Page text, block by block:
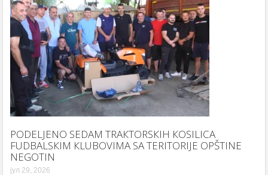
PODELJENO SEDAM TRAКTORSКIH КOSILICA
FUDBALSКIM КLUBOVIMA SA TERITORIJE OPŠTINE
NEGOTIN
јул 29, 2026